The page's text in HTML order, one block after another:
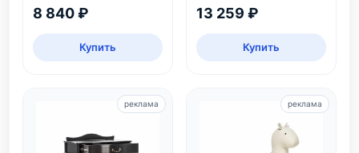
8 840 ₽
Купить
13 259 ₽
Купить
реклама реклама